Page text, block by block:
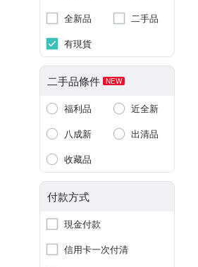
全新品
二手品
有現貨
二手品條件 NEW
福利品
近全新
八成新
出清品
收藏品
付款方式
現金付款
信用卡一次付清